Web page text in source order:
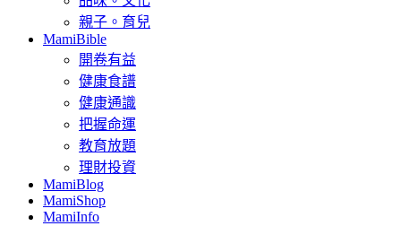
親子。育兒
MamiBible
開卷有益
健康食譜
健康通識
把握命運
教育放題
理財投資
MamiBlog
MamiShop
MamiInfo